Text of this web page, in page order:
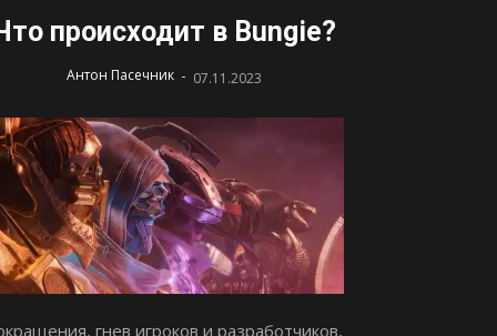
происходит в Bungie?
Антон Пасечник - 07.11.2023
гнев игроков и разработчиков,